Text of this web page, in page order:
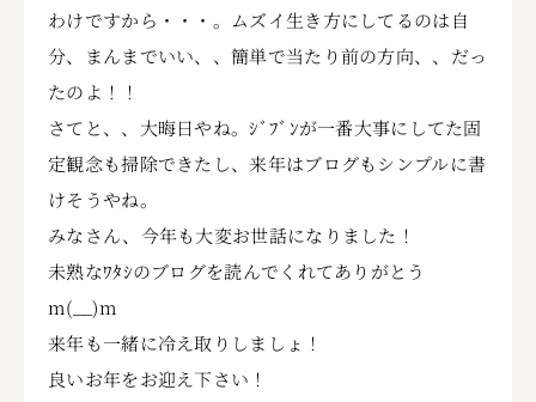
わけですから・・・。ムズイ生き方にしてるのは自
分、まんまでいい、、簡単で当たり前の方向、、だっ
たのよ！！
さてと、、大晦日やね。ｼﾞﾌﾞﾝが一番大事にしてた固
定観念も掃除できたし、来年はブログもシンプルに書
けそうやね。
みなさん、今年も大変お世話になりました！
未熟なﾜﾀｼのブログを読んでくれてありがとう
m(__)m
来年も一緒に冷え取りしましょ！
良いお年をお迎え下さい！